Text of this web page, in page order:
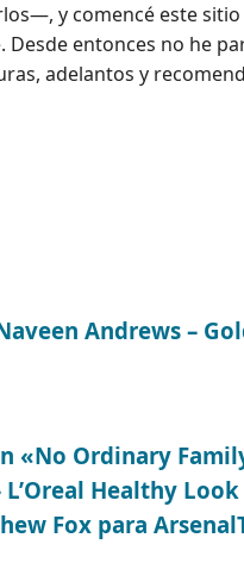
y comencé este
entonces no he
adelantos y
Andrews –
«No Ordinary
Healthy
Fox para